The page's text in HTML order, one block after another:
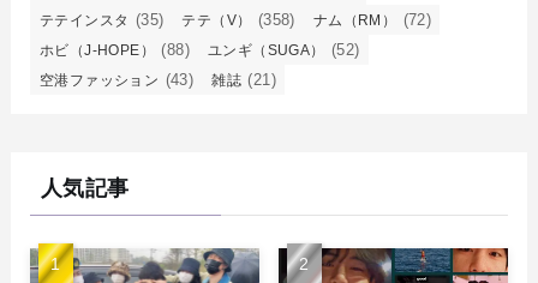
テテインスタ (35) テテ（V） (358) ナム（RM） (72)
ホビ（J-HOPE） (88) ユンギ（SUGA） (52)
空港ファッション (43) 雑誌 (21)
人気記事